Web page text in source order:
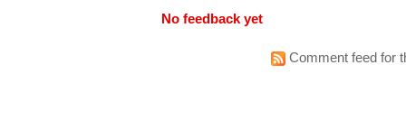
No feedback yet
Comment feed for